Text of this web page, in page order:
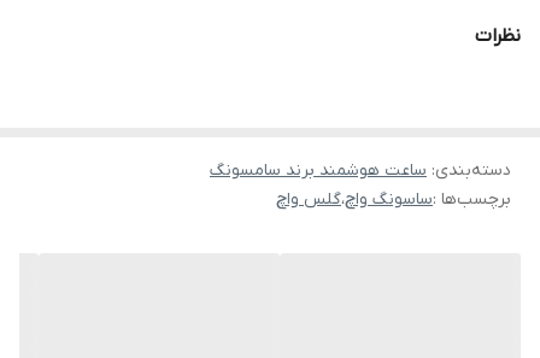
نظرات
دسته‌بندی: ساعت هوشمند برند سامسونگ
برچسب‌ها :ساسونگ واچ،گلس واچ